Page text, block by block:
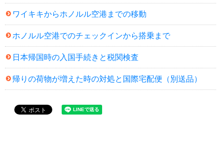
ワイキキからホノルル空港までの移動
ホノルル空港でのチェックインから搭乗まで
日本帰国時の入国手続きと税関検査
帰りの荷物が増えた時の対処と国際宅配便（別送品）